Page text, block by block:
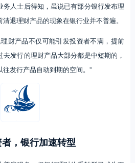
务人士后得知，虽说已有部分银行发布理
退理财产品的现象在银行业并不普遍。
财产品不仅可能引发投资者不满，提前
发行的理财产品大部分都是中短期的，
发行产品自动到期的空间。”
，银行加速转型